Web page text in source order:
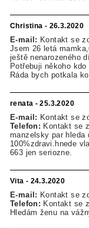
Christina - 26.3.2020
E-mail: Kontakt se
Jsem 26 letá
ještě nenarozeného
Potřebuji někoho
Ráda bych potkala
renata - 25.3.2020
E-mail: Kontakt se
Telefon: Kontakt se
manzelsky par hleda
100%zdravi.hnede
663 jen seriozne.
Vita - 24.3.2020
E-mail: Kontakt se
Telefon: Kontakt se
Hledám ženu na